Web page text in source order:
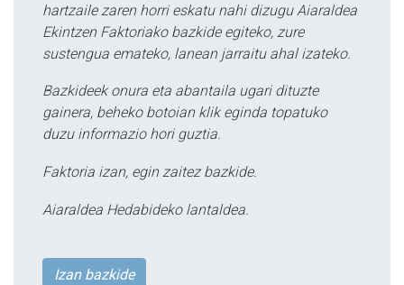
hartzaile zaren horri eskatu nahi dizugu Aiaraldea
Ekintzen Faktoriako bazkide egiteko, zure
sustengua emateko, lanean jarraitu ahal izateko.
Bazkideek onura eta abantaila ugari dituzte
gainera, beheko botoian klik eginda topatuko
duzu informazio hori guztia.
Faktoria izan, egin zaitez bazkide.
Aiaraldea Hedabideko lantaldea.
Izan bazkide